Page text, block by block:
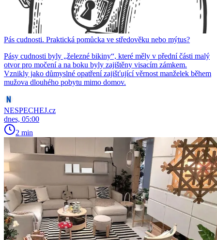
Pás cudnosti. Praktická pomůcka ve středověku nebo mýtus?
Pásy cudnosti byly „železné bikiny“, které měly v přední části malý
otvor pro močení a na boku byly zajištěny visacím zámkem.
Vznikly jako důmyslné opatření zajišťující věrnost manželek během
mužova dlouhého pobytu mimo domov.
NESPECHEJ.cz
dnes, 05:00
2 min